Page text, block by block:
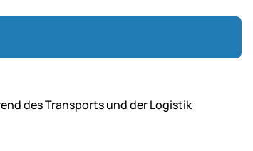
des Transports und der Logistik